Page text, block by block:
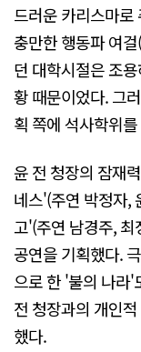
드러운 카리스마로
충만한 행동파 여
던 대학시절은 조
황 때문이었다. 그
획 쪽에 석사학위
윤 전 청장의 잠재
네스'(주연 박정자,
고'(주연 남경주,
공연을 기획했다.
으로 한 '불의 나라'
전 청장과의 개인
했다.